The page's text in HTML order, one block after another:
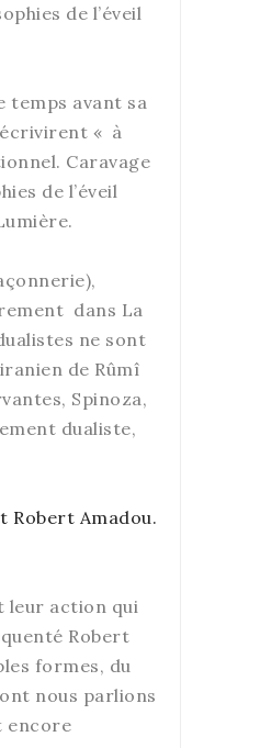
de l’éveil
temps avant sa
« à
Caravage
de l’éveil
dans La
ne sont
de Rûmî
Spinoza,
dualiste,
Robert Amadou.
leur action qui
Robert
formes, du
nous parlions
encore